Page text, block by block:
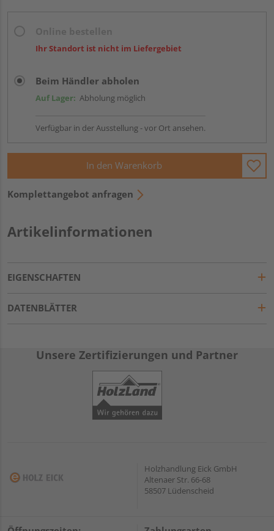
Ihr Standort ist nicht im Liefergebiet
Beim Händler abholen
Auf Lager: Abholung möglich
Verfügbar in der Ausstellung - vor Ort ansehen.
In den Warenkorb
Komplettangebot anfragen
Artikelinformationen
EIGENSCHAFTEN
DATENBLÄTTER
Unsere Zertifizierungen und Partner
Holzhandlung Eick GmbH
Altenaer Str. 66-68
58507 Lüdenscheid